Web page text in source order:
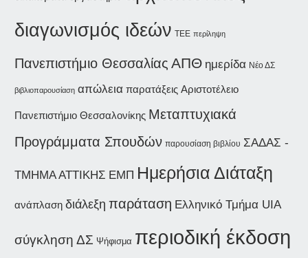
διαγωνισμός ιδεών ΤΕΕ περίληψη
Πανεπιστήμιο Θεσσαλίας ΑΠΘ ημερίδα Νέο ΔΣ
βιβλιοπαρουσίαση απώλεια παρατάξεις Αριστοτέλειο
Πανεπιστήμιο Θεσσαλονίκης Μεταπτυχιακά
Προγράμματα Σπουδών παρουσίαση βιβλίου ΣΑΔΑΣ -
ΤΜΗΜΑ ΑΤΤΙΚΗΣ ΕΜΠ Ημερήσια Διάταξη
ανάπλαση διάλεξη παράταση Ελληνικό Τμήμα UIA
σύγκληση ΔΣ Ψήφισμα περιοδική έκδοση